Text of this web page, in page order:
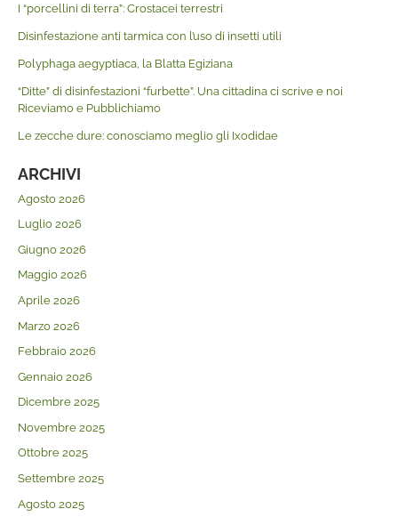
I “porcellini di terra”: Crostacei terrestri
Disinfestazione anti tarmica con l’uso di insetti utili
Polyphaga aegyptiaca, la Blatta Egiziana
“Ditte” di disinfestazioni “furbette”. Una cittadina ci scrive e noi
Riceviamo e Pubblichiamo
Le zecche dure: conosciamo meglio gli Ixodidae
ARCHIVI
Agosto 2026
Luglio 2026
Giugno 2026
Maggio 2026
Aprile 2026
Marzo 2026
Febbraio 2026
Gennaio 2026
Dicembre 2025
Novembre 2025
Ottobre 2025
Settembre 2025
Agosto 2025